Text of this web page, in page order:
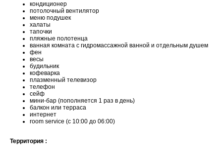
кондиционер
потолочный вентилятор
меню подушек
халаты
тапочки
пляжные полотенца
ванная комната с гидромассажной ванной и отдельным душем
фен
весы
будильник
кофеварка
плазменный телевизор
телефон
сейф
мини-бар (пополняется 1 раз в день)
балкон или терраса
интернет
room service (с 10:00 до 06:00)
Территория :